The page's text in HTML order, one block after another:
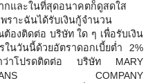
กและในที่สุดอนาคตก็ดูสดใส
ราะฉันได้รับเงินกู้จำนวน
องติดต่อ บริษัท ใด ๆ เพื่อรับเงิน
นวันนี้ด้วยอัตราดอกเบี้ยต่ำ 2%
กว่าโปรดติดต่อ บริษัท MARY
COMPANY